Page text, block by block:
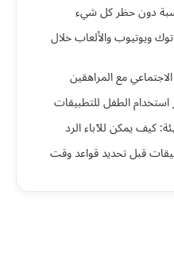
دون حظر كل شيء
ويوتيوب والألعاب خلال
مع المراهقين
الطفل للتطبيقات
كيف يمكن للآباء الرد
قبل تحديد قواعد وقت